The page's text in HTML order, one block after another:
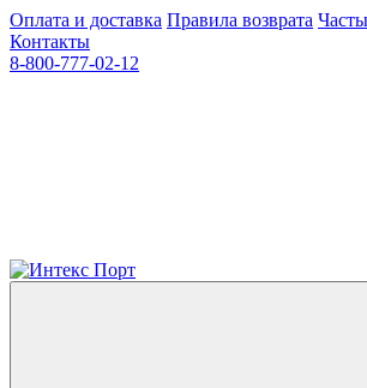
Оплата и доставка Правила возврата
Контакты
8-800-777-02-12